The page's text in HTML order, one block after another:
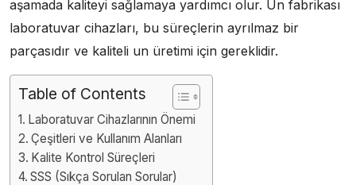
aşamada kaliteyi sağlamaya yardımcı olur. Un fabrikası
laboratuvar cihazları, bu süreçlerin ayrılmaz bir
parçasıdır ve kaliteli un üretimi için gereklidir.
Table of Contents
Laboratuvar Cihazlarının Önemi
Çeşitleri ve Kullanım Alanları
Kalite Kontrol Süreçleri
SSS (Sıkça Sorulan Sorular)